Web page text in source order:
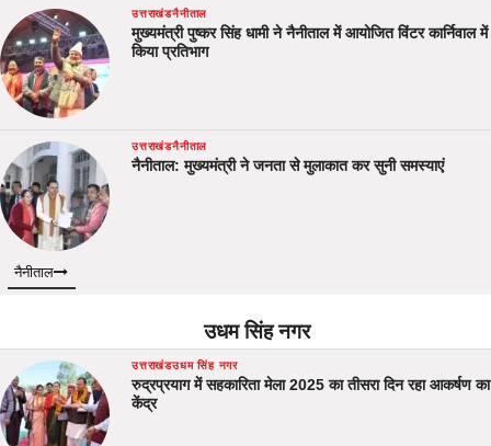
उत्तराखंडनैनीताल
मुख्यमंत्री पुष्कर सिंह धामी ने नैनीताल में आयोजित विंटर कार्निवाल में
किया प्रतिभाग
उत्तराखंडनैनीताल
नैनीताल: मुख्यमंत्री ने जनता से मुलाकात कर सुनी समस्याएं
नैनीताल
उधम सिंह नगर
उत्तराखंडउधम सिंह नगर
रुद्रप्रयाग में सहकारिता मेला 2025 का तीसरा दिन रहा आकर्षण का
केंद्र